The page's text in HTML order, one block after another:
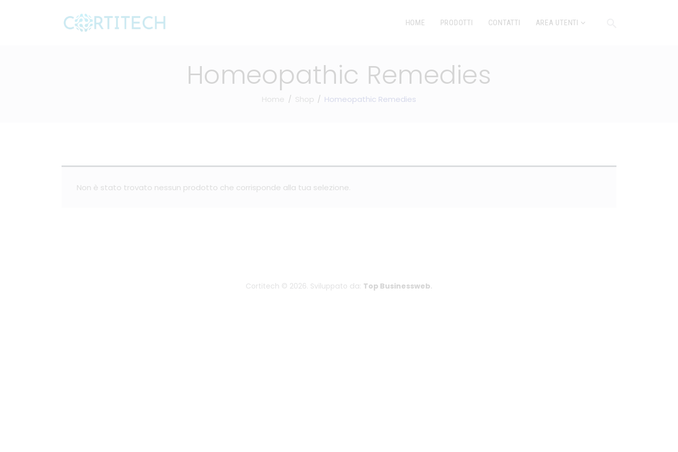
HOME PRODOTTI CONTATTI AREA UTENTI
Homeopathic Remedies
Home Shop Homeopathic Remedies
Non è stato trovato nessun prodotto che corrisponde alla tua selezione.
Cortitech © 2026. Sviluppato da: Top Businessweb.